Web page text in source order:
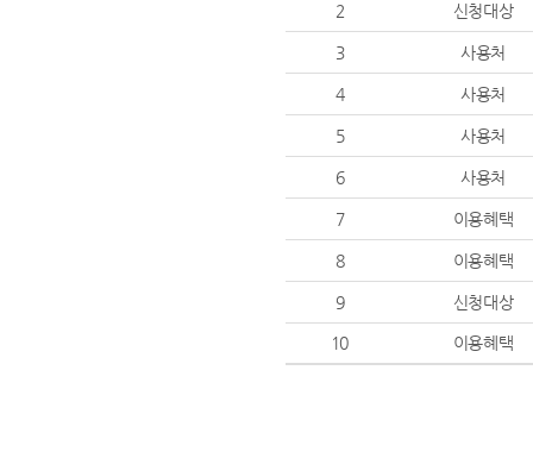
2 신청대상
3 사용처
4 사용처
5 사용처
6 사용처
7 이용혜택
8 이용혜택
9 신청대상
10 이용혜택